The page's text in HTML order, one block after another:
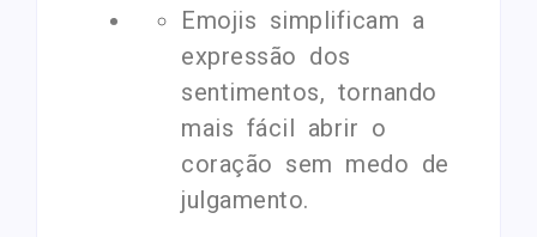
Emojis simplificam a
expressão dos
sentimentos, tornando
mais fácil abrir o
coração sem medo de
julgamento.